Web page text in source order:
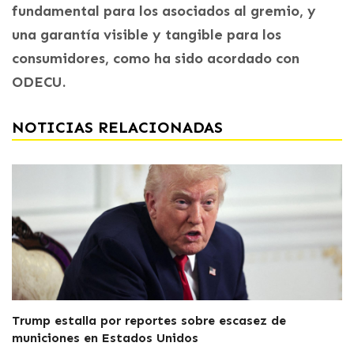
fundamental para los asociados al gremio, y
una garantía visible y tangible para los
consumidores, como ha sido acordado con
ODECU.
NOTICIAS RELACIONADAS
Trump estalla por reportes sobre escasez de
municiones en Estados Unidos